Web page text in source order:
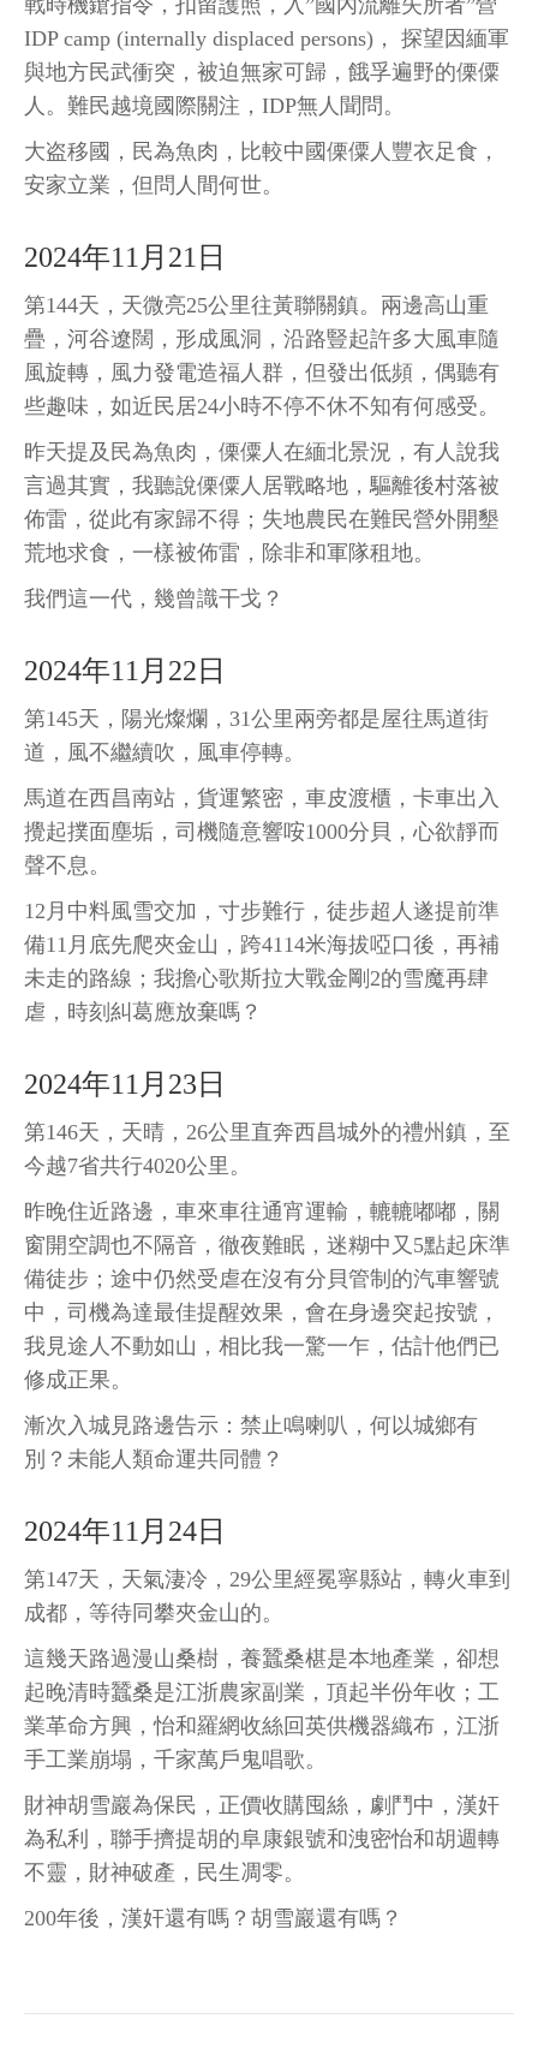
戰時機鎗指令，扣留護照，入”國內流離失所者”營
IDP camp (internally displaced persons)， 探望因緬軍
與地方民武衝突，被迫無家可歸，餓孚遍野的傈僳
人。難民越境國際關注，IDP無人聞問。
大盗移國，民為魚肉，比較中國傈僳人豐衣足食，
安家立業，但問人間何世。
2024年11月21日
第144天，天微亮25公里往黃聯關鎮。兩邊高山重
疊，河谷遼闊，形成風洞，沿路豎起許多大風車隨
風旋轉，風力發電造福人群，但發出低頻，偶聽有
些趣味，如近民居24小時不停不休不知有何感受。
昨天提及民為魚肉，傈僳人在緬北景況，有人說我
言過其實，我聽說傈僳人居戰略地，驅離後村落被
佈雷，從此有家歸不得；失地農民在難民營外開墾
荒地求食，一樣被佈雷，除非和軍隊租地。
我們這一代，幾曾識干戈？
2024年11月22日
第145天，陽光燦爛，31公里兩旁都是屋往馬道街
道，風不繼續吹，風車停轉。
馬道在西昌南站，貨運繁密，車皮渡櫃，卡車出入
攪起撲面塵垢，司機隨意響咹1000分貝，心欲靜而
聲不息。
12月中料風雪交加，寸步難行，徒步超人遂提前準
備11月底先爬夾金山，跨4114米海拔啞口後，再補
未走的路線；我擔心歌斯拉大戰金剛2的雪魔再肆
虐，時刻糾葛應放棄嗎？
2024年11月23日
第146天，天晴，26公里直奔西昌城外的禮州鎮，至
今越7省共行4020公里。
昨晚住近路邊，車來車往通宵運輸，轆轆嘟嘟，關
窗開空調也不隔音，徹夜難眠，迷糊中又5點起床準
備徒步；途中仍然受虐在沒有分貝管制的汽車響號
中，司機為達最佳提醒效果，會在身邊突起按號，
我見途人不動如山，相比我一驚一乍，估計他們已
修成正果。
漸次入城見路邊告示：禁止鳴喇叭，何以城鄉有
別？未能人類命運共同體？
2024年11月24日
第147天，天氣淒冷，29公里經冕寧縣站，轉火車到
成都，等待同攀夾金山的。
這幾天路過漫山桑樹，養蠶桑椹是本地產業，卻想
起晚清時蠶桑是江浙農家副業，頂起半份年收；工
業革命方興，怡和羅網收絲回英供機器織布，江浙
手工業崩塌，千家萬戶鬼唱歌。
財神胡雪巖為保民，正價收購囤絲，劇鬥中，漢奸
為私利，聯手擠提胡的阜康銀號和洩密怡和胡週轉
不靈，財神破產，民生凋零。
200年後，漢奸還有嗎？胡雪巖還有嗎？